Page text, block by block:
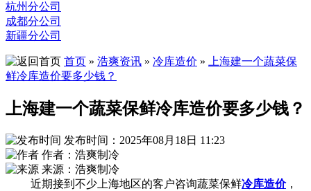
杭州分公司
成都分公司
新疆分公司
首页 » 浩爽资讯 » 冷库造价 »
上海建一个蔬菜保
鲜冷库造价要多少钱？
上海建一个蔬菜保鲜冷库造价要多少钱？
发布时间：2025年08月18日 11:23
作者：浩爽制冷
来源：浩爽制冷
近期接到不少上海地区的客户咨询蔬菜保鲜冷库造价，